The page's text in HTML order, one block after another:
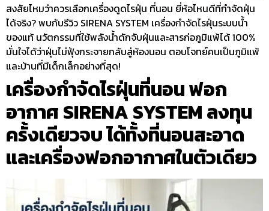
สงสัยไหมว่าควรเลือกเครื่องดูดไรฝุ่น ที่นอน ยี่ห้อไหนดีที่กำจัดฝุ่น
ได้จริง? พบกับรีวิว SIRENA SYSTEM เครื่องกำจัดไรฝุ่นระบบน้ำ
ของแท้ นวัตกรรมที่ใช้พลังน้ำดักจับฝุ่นและสารก่อภูมิแพ้ได้ 100%
มั่นใจได้ว่าฝุ่นไม่ฟุ้งกระจายกลับสู่ห้องนอน ตอบโจทย์คนเป็นภูมิแพ้
และบ้านที่มีเด็กเล็กอย่างที่สุด!
เครื่องกำจัดไรฝุ่นที่นอน ฟอก
อากาศ SIRENA SYSTEM ลงทุน
ครั้งเดียวจบ ได้ทั้งที่นอนสะอาด
และเครื่องฟอกอากาศในตัวเดียว